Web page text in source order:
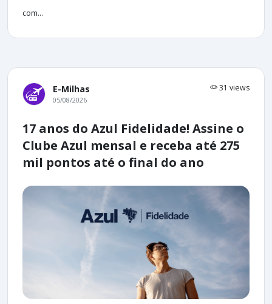
com...
E-Milhas 31 views
05/08/2026
17 anos do Azul Fidelidade! Assine o
Clube Azul mensal e receba até 275
mil pontos até o final do ano